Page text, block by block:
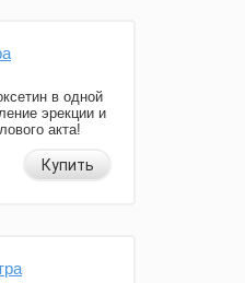
в одной
эрекции и
акта!
Купить